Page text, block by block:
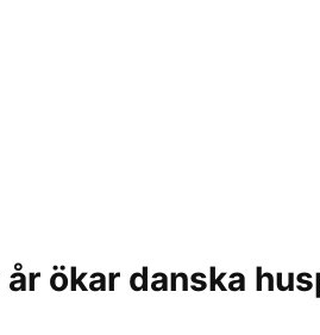
ökar danska